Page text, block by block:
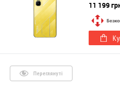
11 199
Переглянуті